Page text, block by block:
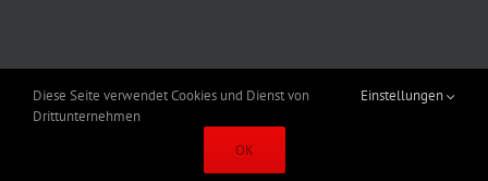
Copyright 2019 Alexander Fröhlich | Alle Rechte vorbehalten | Erstellt von
Diese Seite verwendet Cookies und Dienst von
Drittunternehmen
Einstellungen
OK